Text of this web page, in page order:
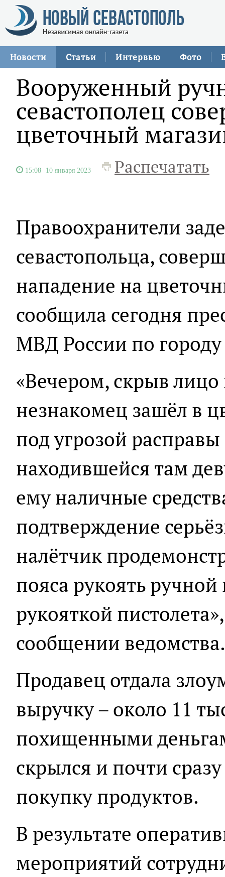
Новости Статьи Интервью Фото
Вооруженный
севастополец
цветочный
15:08 10 января 2023 Распечатать
Правоохранители
севастопольца,
нападение на
сообщила сегодня
МВД России по
«Вечером, скрыв
незнакомец зашёл в
под угрозой
находившейся там
ему наличные
подтверждение
налётчик
пояса рукоять
рукояткой
сообщении ведомства.
Продавец отдала
выручку – около 11
похищенными
скрылся и почти
покупку продуктов.
В результате
мероприятий